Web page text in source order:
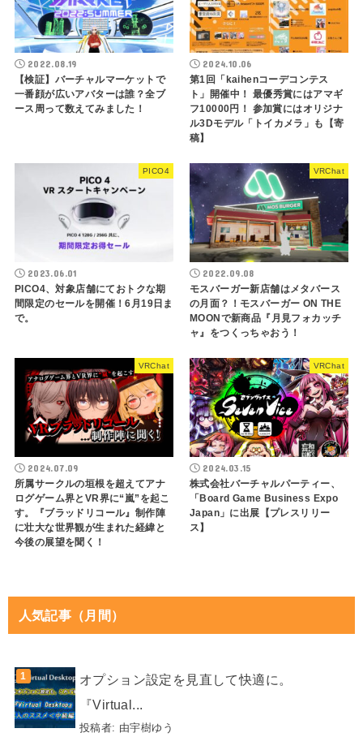
2022.08.19
【検証】バーチャルマーケットで
一番顔が広いアバターは誰？全ブ
ース周って数えてみました！
2024.10.06
第1回「kaihenコーデコンテス
ト」開催中！ 最優秀賞にはアマギ
フ10000円！ 参加賞にはオリジナ
ル3Dモデル「トイカメラ」も【寄
稿】
PICO4
2023.06.01
PICO4、対象店舗にておトクな期
間限定のセールを開催！6月19日ま
で。
VRChat
2022.09.08
モスバーガー新店舗はメタバース
の月面？！モスバーガー ON THE
MOONで新商品『月見フォカッチ
ャ』をつくっちゃおう！
VRChat
2024.07.09
所属サークルの垣根を超えてアナ
ログゲーム界とVR界に“嵐”を起こ
す。『ブラッドリコール』制作陣
に壮大な世界観が生まれた経緯と
今後の展望を聞く！
VRChat
2024.03.15
株式会社バーチャルパーティー、
「Board Game Business Expo
Japan」に出展【プレスリリー
ス】
人気記事（月間）
オプション設定を見直して快適に。
『Virtual...
投稿者: 由宇樹ゆう